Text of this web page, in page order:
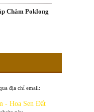
Chàm Poklong
địa chỉ email:
- Hoa Sen Đất